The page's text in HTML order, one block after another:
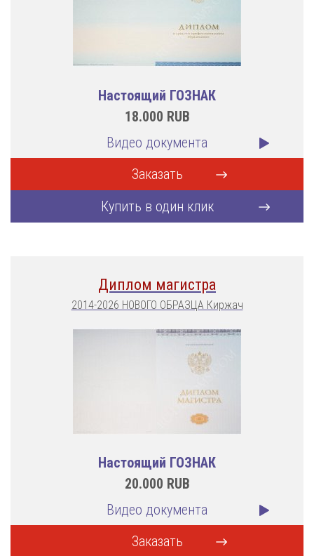
Настоящий ГОЗНАК
18.000 RUB
Видео документа
Заказать
Купить в один клик
Диплом магистра
2014-2026 НОВОГО ОБРАЗЦА Киржач
Настоящий ГОЗНАК
20.000 RUB
Видео документа
Заказать